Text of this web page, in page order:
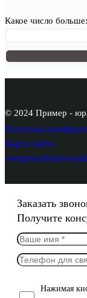
Какое число
© 2024 Пример -
Политика
Карта сайта
voenprav@jurist-
Заказать
Получите
Нажимая